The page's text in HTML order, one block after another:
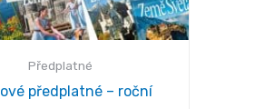
Předplatné
předplatné – roční